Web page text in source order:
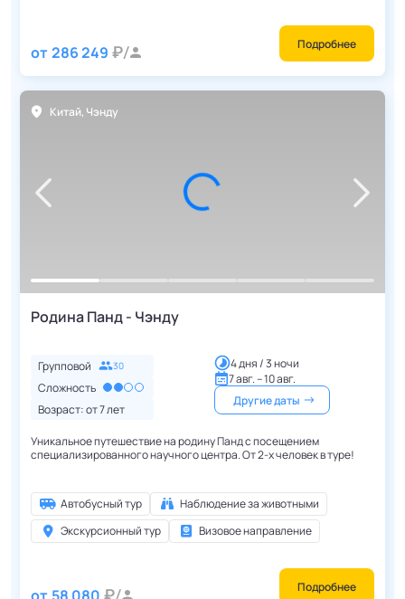
от 286 249 Подробнее
Китай, Чэнду
Родина Панд - Чэнду
Групповой 30
Сложность
Возраст: от7лет
4 дня / 3 ночи
7 авг. – 10 авг.
Другие даты
Уникальное путешествие на родину Панд с посещением
специализированного научного центра. От 2-х человек в туре!
Автобусный тур
Наблюдение за животными
Экскурсионный тур
Визовое направление
Подробнее